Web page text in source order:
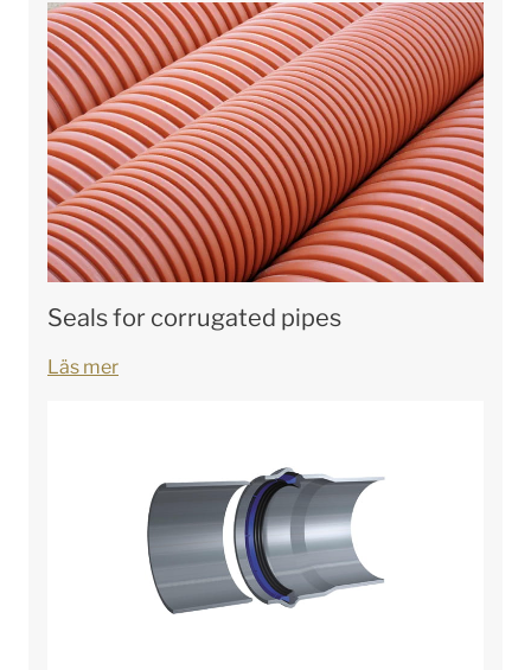
Seals for corrugated pipes
Läs mer